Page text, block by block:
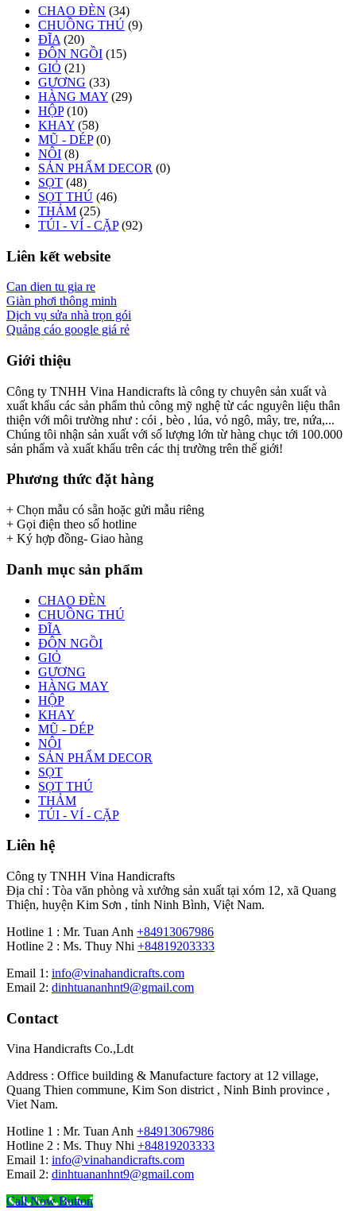
CHAO ĐÈN (34)
CHUỒNG THÚ (9)
ĐĨA (20)
ĐÔN NGỒI (15)
GIỎ (21)
GƯƠNG (33)
HÀNG MAY (29)
HỘP (10)
KHAY (58)
MŨ - DÉP (0)
NÔI (8)
SẢN PHẨM DECOR (0)
SỌT (48)
SỌT THÚ (46)
THẢM (25)
TÚI - VÍ - CẶP (92)
Liên kết website
Can dien tu gia re
Giàn phơi thông minh
Dịch vụ sửa nhà trọn gói
Quảng cáo google giá rẻ
Giới thiệu
Công ty TNHH Vina Handicrafts là công ty chuyên sản xuất và
xuất khẩu các sản phẩm thủ công mỹ nghệ từ các nguyên liệu thân
thiện với môi trường như : cói , bèo , lúa, vỏ ngô, mây, tre, nứa,...
Chúng tôi nhận sản xuất với số lượng lớn từ hàng chục tới 100.000
sản phẩm và xuất khẩu trên các thị trường trên thế giới!
Phương thức đặt hàng
+ Chọn mẫu có sẵn hoặc gửi mẫu riêng
+ Gọi điện theo số hotline
+ Ký hợp đồng- Giao hàng
Danh mục sản phẩm
CHAO ĐÈN
CHUỒNG THÚ
ĐĨA
ĐÔN NGỒI
GIỎ
GƯƠNG
HÀNG MAY
HỘP
KHAY
MŨ - DÉP
NÔI
SẢN PHẨM DECOR
SỌT
SỌT THÚ
THẢM
TÚI - VÍ - CẶP
Liên hệ
Công ty TNHH Vina Handicrafts
Địa chỉ : Tòa văn phòng và xưởng sản xuất tại xóm 12, xã Quang
Thiện, huyện Kim Sơn , tỉnh Ninh Bình, Việt Nam.
Hotline 1 : Mr. Tuan Anh +84913067986
Hotline 2 : Ms. Thuy Nhi +84819203333
Email 1: info@vinahandicrafts.com
Email 2: dinhtuananhnt9@gmail.com
Contact
Vina Handicrafts Co.,Ldt
Address : Office building & Manufacture factory at 12 village,
Quang Thien commune, Kim Son district , Ninh Binh province ,
Viet Nam.
Hotline 1 : Mr. Tuan Anh +84913067986
Hotline 2 : Ms. Thuy Nhi +84819203333
Email 1: info@vinahandicrafts.com
Email 2: dinhtuananhnt9@gmail.com
Call Now Button